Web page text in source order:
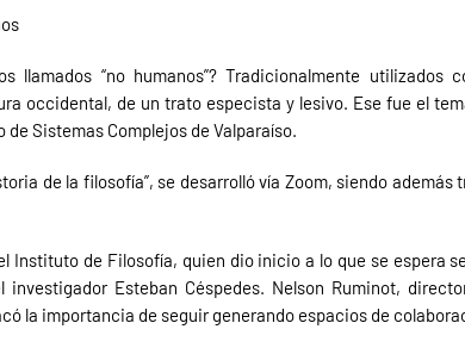
llamados “no humanos”? Tradicionalmente
occidental, de un trato especista y lesivo. Ese fue el
Sistemas Complejos de Valparaíso.
de la filosofía”, se desarrolló vía Zoom, siendo
de Filosofía, quien dio inicio a lo que se espera
Esteban Céspedes. Nelson Ruminot,
la importancia de seguir generando espacios de